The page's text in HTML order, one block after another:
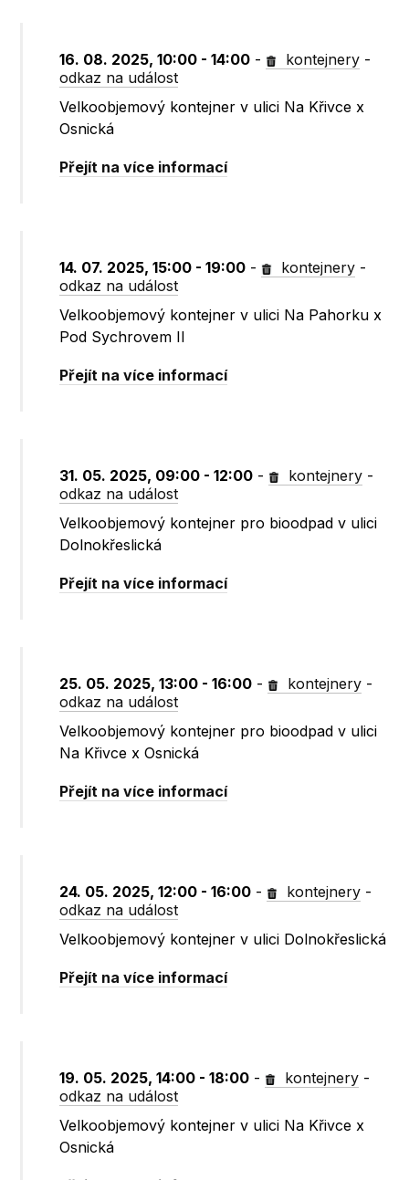
16. 08. 2025, 10:00 - 14:00 - kontejnery -
odkaz na událost
Velkoobjemový kontejner v ulici Na Křivce x
Osnická
Přejít na více informací
14. 07. 2025, 15:00 - 19:00 - kontejnery -
odkaz na událost
Velkoobjemový kontejner v ulici Na Pahorku x
Pod Sychrovem II
Přejít na více informací
31. 05. 2025, 09:00 - 12:00 - kontejnery -
odkaz na událost
Velkoobjemový kontejner pro bioodpad v ulici
Dolnokřeslická
Přejít na více informací
25. 05. 2025, 13:00 - 16:00 - kontejnery -
odkaz na událost
Velkoobjemový kontejner pro bioodpad v ulici
Na Křivce x Osnická
Přejít na více informací
24. 05. 2025, 12:00 - 16:00 - kontejnery -
odkaz na událost
Velkoobjemový kontejner v ulici Dolnokřeslická
Přejít na více informací
19. 05. 2025, 14:00 - 18:00 - kontejnery -
odkaz na událost
Velkoobjemový kontejner v ulici Na Křivce x
Osnická